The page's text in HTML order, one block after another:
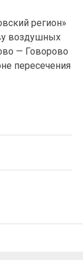
регион»
воздушных
— Говорово
пересечения